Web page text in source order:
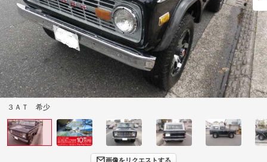
３ＡＴ 希少
画像をリクエストする